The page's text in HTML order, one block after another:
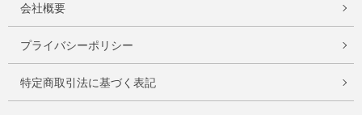
会社概要
プライバシーポリシー
特定商取引法に基づく表記